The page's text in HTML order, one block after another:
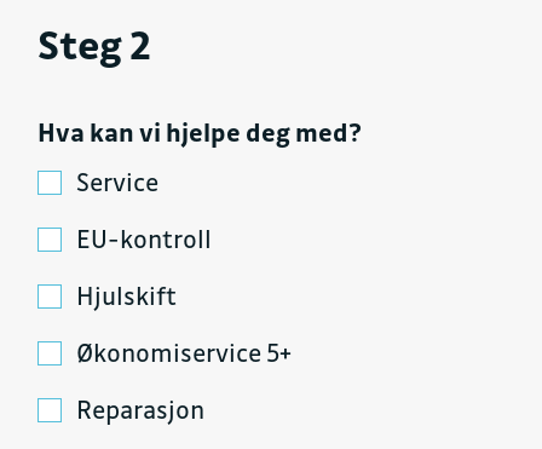
Steg 2
Hva kan vi hjelpe deg med?
Service
EU-kontroll
Hjulskift
Økonomiservice 5+
Reparasjon